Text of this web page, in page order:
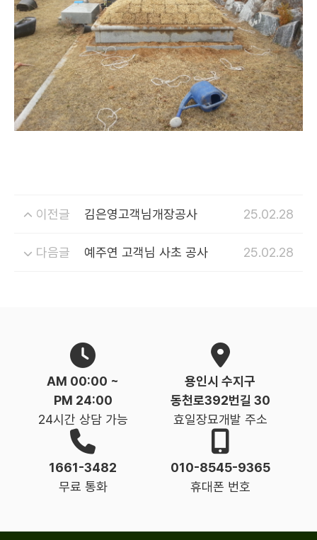
이전글 김은영고객님개장공사 25.02.28
다음글 예주연 고객님 사초 공사 25.02.28
AM 00:00 ~
PM 24:00
24시간 상담 가능
용인시 수지구
동천로392번길 30
효일장묘개발 주소
1661-3482
무료 통화
010-8545-9365
휴대폰 번호